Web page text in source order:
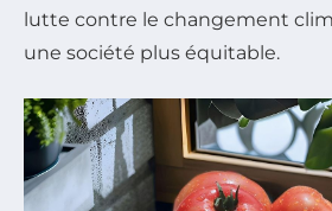
lutte contre le changement
une société plus équitable.